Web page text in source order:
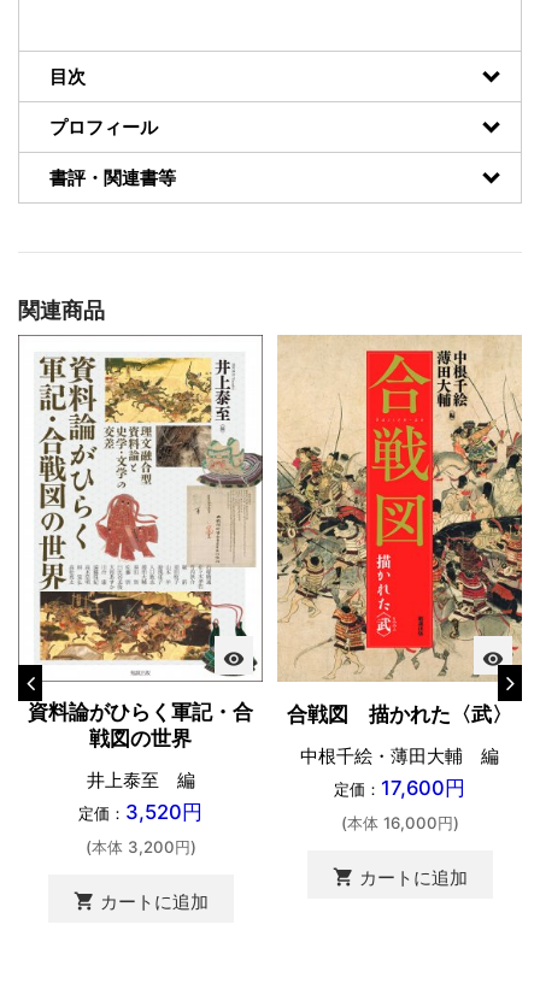
目次
プロフィール
書評・関連書等
関連商品
visibility
資料論がひらく軍記・合
戦図の世界
井上泰至 編
定価： 3,520円
(本体 3,200円)
shopping_cart カートに追加
visibility
合戦図 描かれた〈武〉
中根千絵・薄田大輔 編
定価： 17,600円
(本体 16,000円)
shopping_cart カートに追加